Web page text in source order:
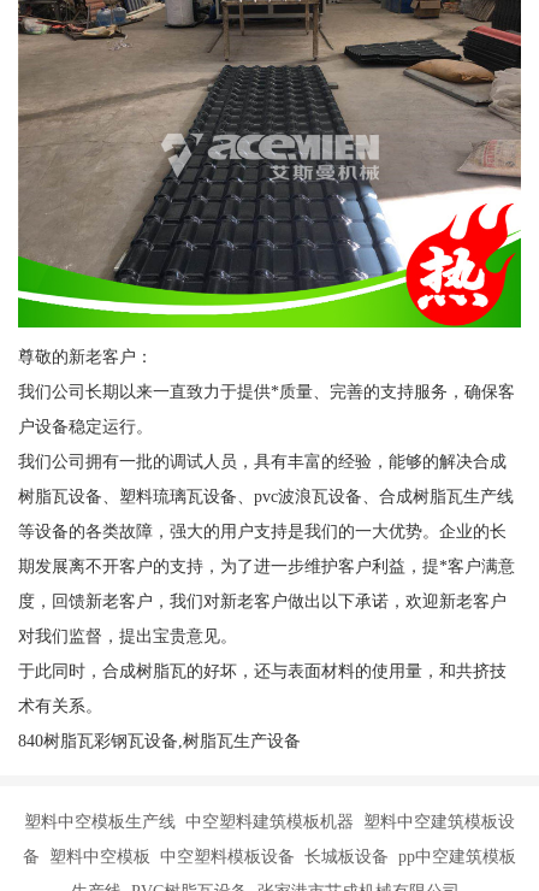
尊敬的新老客户：
我们公司长期以来一直致力于提供*质量、完善的支持服务，确保客
户设备稳定运行。
我们公司拥有一批的调试人员，具有丰富的经验，能够的解决合成
树脂瓦设备、塑料琉璃瓦设备、pvc波浪瓦设备、合成树脂瓦生产线
等设备的各类故障，强大的用户支持是我们的一大优势。企业的长
期发展离不开客户的支持，为了进一步维护客户利益，提*客户满意
度，回馈新老客户，我们对新老客户做出以下承诺，欢迎新老客户
对我们监督，提出宝贵意见。
于此同时，合成树脂瓦的好坏，还与表面材料的使用量，和共挤技
术有关系。
840树脂瓦彩钢瓦设备,树脂瓦生产设备
塑料中空模板生产线 中空塑料建筑模板机器 塑料中空建筑模板设
备 塑料中空模板 中空塑料模板设备 长城板设备 pp中空建筑模板